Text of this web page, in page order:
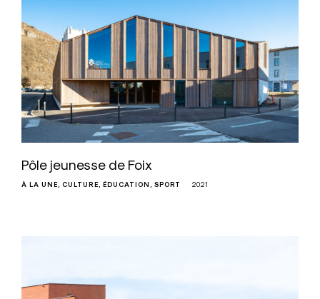
Pôle jeunesse de Foix
À LA UNE CULTURE ÉDUCATION SPORT 2021